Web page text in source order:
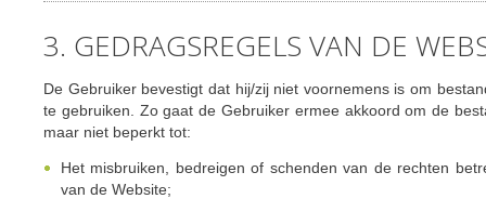
3. GEDRAGSREGELS VAN DE
De Gebruiker bevestigt dat hij/zij niet voornemens is om
te gebruiken. Zo gaat de Gebruiker ermee akkoord om de
maar niet beperkt tot:
Het misbruiken, bedreigen of schenden van de rechten
van de Website;